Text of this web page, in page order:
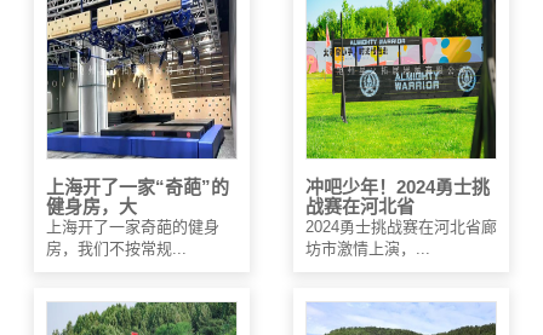
上海开了一家“奇葩”的
健身房，大
上海开了一家奇葩的健身
房，我们不按常规...
冲吧少年！2024勇士挑
战赛在河北省
2024勇士挑战赛在河北省廊
坊市激情上演，...